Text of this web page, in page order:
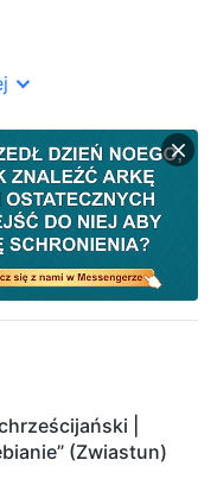
|
(Zwiastun)